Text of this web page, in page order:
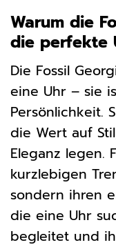
Warum die
die perfekte
Die Fossil
eine Uhr – sie
Persönlichkeit.
die Wert auf
Eleganz legen.
kurzlebigen
sondern ihren
die eine Uhr
begleitet und